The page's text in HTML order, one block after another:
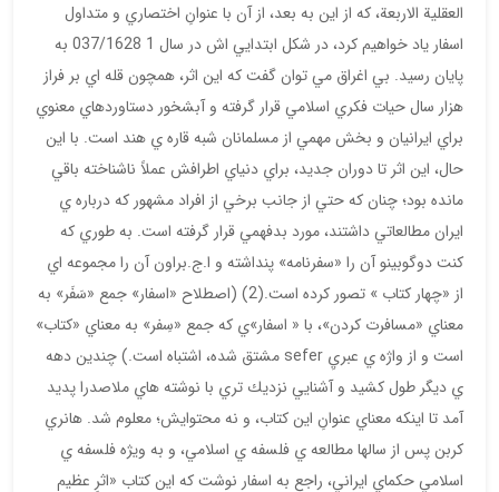
العقلية الاربعة، كه از اين به بعد، از آن با عنوانِ اختصاري و متداول
اسفار ياد خواهيم كرد، در شكل ابتدايي اش در سال 1 037/1628 به
پايان رسيد. بي اغراق مي توان گفت كه اين اثر، همچون قله اي بر فراز
هزار سال حيات فكري اسلامي قرار گرفته و آبشخور دستاوردهاي معنوي
براي ايرانيان و بخش مهمي از مسلمانان شبه قاره ي هند است. با اين
حال، اين اثر تا دوران جديد، براي دنياي اطرافش عملاً ناشناخته باقي
مانده بود؛ چنان كه حتي از جانب برخي از افراد مشهور كه درباره ي
ايران مطالعاتي داشتند، مورد بدفهمي قرار گرفته است. به طوري كه
كنت دوگوبينو آن را «سفرنامه» پنداشته و ا.ج.براون آن را مجموعه اي
از «چهار كتاب » تصور كرده است.(2) (اصطلاح «اسفار» جمع «سَفَر» به
معناي «مسافرت كردن»، با « اسفار»ي كه جمع «سِفر» به معناي «كتاب»
است و از واژه ي عبريِ sefer مشتق شده، اشتباه است.) چندين دهه
ي ديگر طول كشيد و آشنايي نزديك تري با نوشته هاي ملاصدرا پديد
آمد تا اينكه معناي عنوانِ اين كتاب، و نه محتوايش؛ معلوم شد. هانري
كربن پس از سالها مطالعه ي فلسفه ي اسلامي، و به ويژه فلسفه ي
اسلاميِ حكماي ايراني، راجع به اسفار نوشت كه اين كتاب «اثرِ عظيم